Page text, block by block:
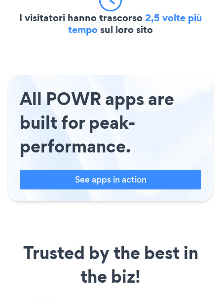
I visitatori hanno trascorso2,5 volte più
temposul loro sito
All POWR apps are
built for peak-
performance.
See apps in action
Trusted by the best in
the biz!